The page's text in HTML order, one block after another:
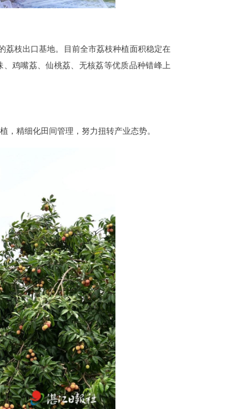
荔枝出口基地。目前全市荔枝种植面积稳定在
鸡嘴荔、仙桃荔、无核荔等优质品种错峰上
，精细化田间管理，努力扭转产业态势。